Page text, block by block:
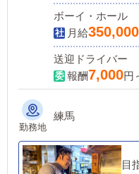
ボーイ・ホール
月給350,000
送迎ドライバー
報酬7,000円
勤務地
練馬
目